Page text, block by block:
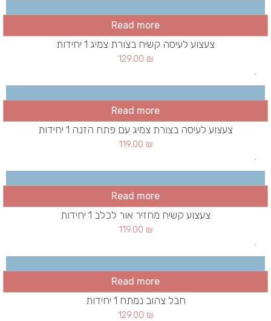
Read more
צעצוע לעיסה קשיח בצורת צמיג 1 יחידות
129.00 ₪
Read more
צעצוע לעיסה בצורת צמיג עם פתח הזנה 1 יחידות
119.00 ₪
Read more
צעצוע קשיח מחזיר אור לכלב 1 יחידות
119.00 ₪
Read more
חבל צהוב נמתח 1 יחידות
129.00 ₪